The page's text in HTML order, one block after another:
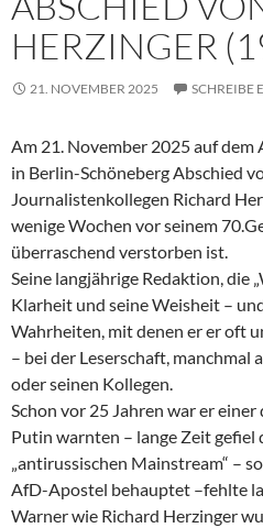
HERZINGER
21. NOVEMBER 2025 SCHREIBE
Am 21. November 2025 auf
in Berlin-Schöneberg Abschied
Journalistenkollegen Richard
wenige Wochen vor seinem
überraschend verstorben ist.
Seine langjährige Redaktion, die
Klarheit und seine Weisheit –
Wahrheiten, mit denen er er oft
– bei der Leserschaft, manchmal
oder seinen Kollegen.
Schon vor 25 Jahren war er
Putin warnten – lange Zeit gefiel
„antirussischen Mainstream“ –
AfD-Apostel behauptet –fehlte
Warner wie Richard Herzinger